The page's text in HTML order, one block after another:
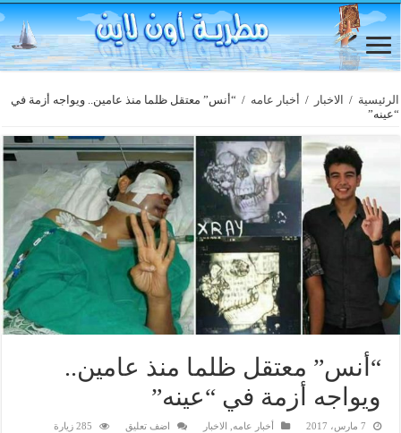
الرئيسية / الاخبار / أخبار عامه / “أنس” معتقل ظلما منذ عامين.. ويواجه أزمة في
“عينه”
“أنس” معتقل ظلما منذ عامين..
ويواجه أزمة في “عينه”
7 مارس، 2017 أخبار عامه, الاخبار اضف تعليق 285 زيارة